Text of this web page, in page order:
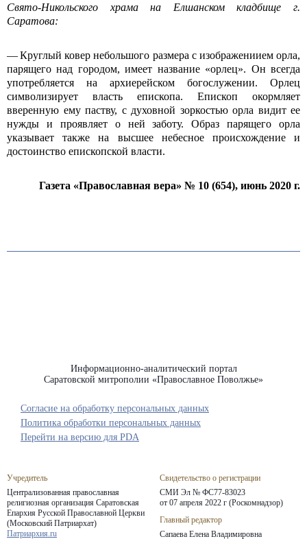
Свято-Никольского храма на Елшанском кладбище г.
Саратова:
— Круглый ковер небольшого размера с изображениием орла,
парящего над городом, имеет название «орлец». Он всегда
употребляется на архиерейском богослужении. Орлец
символизирует власть епископа. Епископ окормляет
вверенную ему паству, с духовной зоркостью орла видит ее
нужды и проявляет о ней заботу. Образ парящего орла
указывает также на высшее небесное происхождение и
достоинство епископской власти.
Газета «Православная вера» № 10 (654), июнь 2020 г.
Информационно-аналитический портал
Саратовской митрополии «Православное Поволжье»
Учредитель
Централизованная православная
религиозная организация Саратовская
Епархия Русской Православной Церкви
(Московский Патриархат)
Патриархия.ru
Свидетельство о регистрации
СМИ Эл № ФС77-83023
от 07 апреля 2022 г (Роскомнадзор)
Главный редактор
Сапаева Елена Владимировна
Согласие на обработку персональных данных
Политика обработки персональных данных
Перейти на версию для PDA